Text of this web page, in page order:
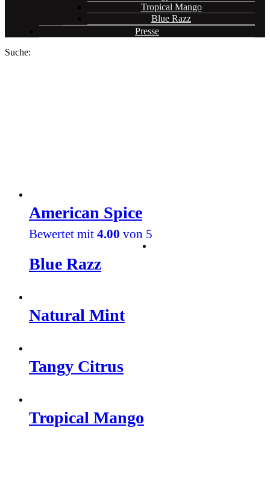
Tropical Mango
Blue Razz
Presse
Suche:
American Spice
Bewertet mit 4.00 von 5
Blue Razz
Natural Mint
Tangy Citrus
Tropical Mango